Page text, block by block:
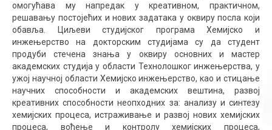
омогућава му напредак у креативном, практичном,
решавању постојећих и нових задатака у оквиру посла који
обавља. Циљеви студијског програма Хемијско и
инжењерство на докторским студијама су да студент
продуби стечена знања у оквиру основних и мастер
академских студија у области Технолошког инжењерства, у
ужој научној области Хемијско инжењерство, као и стицање
научних способности и академских вештина, развој
креативних способности неопходних за: анализу и синтезу
хемијских процеса, истраживање и развој нових хемијских
процеса, вођење и контролу хемијских процеса,